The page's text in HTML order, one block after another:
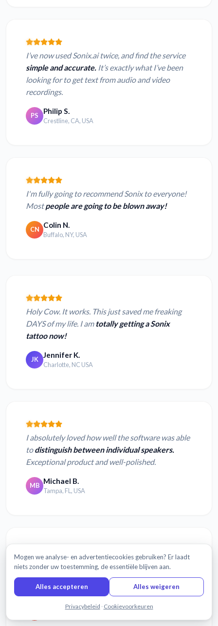
I’ve now used Sonix.ai twice, and find the service
simple and accurate. It’s exactly what I’ve been
looking for to get text from audio and video
recordings.
PS Philip S.
Crestline, CA, USA
I'm fully going to recommend Sonix to everyone!
Mostpeople are going to be blown away!
CN Colin N.
Buffalo, NY, USA
Holy Cow. It works. This just saved me freaking
DAYS of my life. I am totally getting a Sonix
tattoo now!
JK Jennifer K.
Charlotte, NC USA
I absolutely loved how well the software was able
todistinguish between individual speakers.
Exceptional product and well-polished.
MB Michael B.
Tampa, FL, USA
What I was able to do withSonix was amazing.
Transcribed and translated in minutes on remote
Guatemalan WiFi!
Emily O.
Mogen we analyse- en advertentiecookies gebruiken? Er laadt
niets zonder uw toestemming, de essentiële blijven aan.
Alles accepteren Alles weigeren
Privacybeleid · Cookievoorkeuren